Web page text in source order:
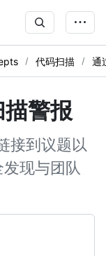
代码扫描 通
警报
接到议题以
现与团队